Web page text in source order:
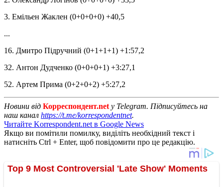
3. Емільен Жаклен (0+0+0+0) +40,5
...
16. Дмитро Підручний (0+1+1+1) +1:57,2
32. Антон Дудченко (0+0+0+1) +3:27,1
52. Артем Прима (0+2+0+2) +5:27,2
Новини від Корреспондент.net у Telegram. Підписуйтесь на
наш канал https://t.me/korrespondentnet.
Читайте Korrespondent.net в Google News
Якщо ви помітили помилку, виділіть необхідний текст і
натисніть Ctrl + Enter, щоб повідомити про це редакцію.